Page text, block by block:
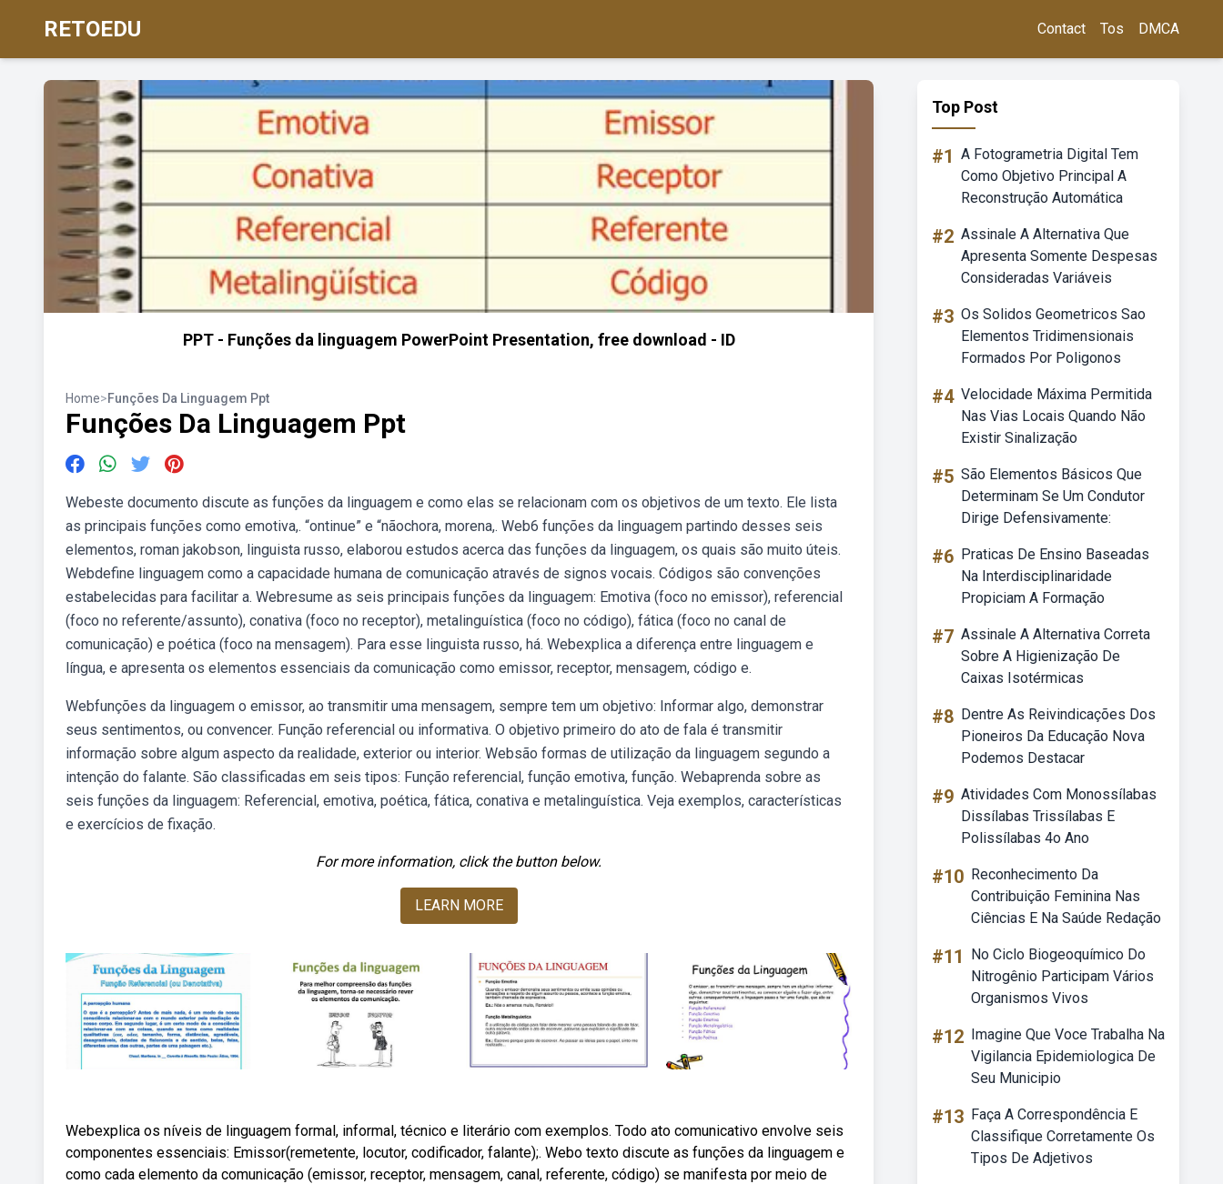
RETOEDU Contact Tos DMCA
PPT - Funções da linguagem PowerPoint Presentation, free download - ID
Home>Funções Da Linguagem Ppt
Funções Da Linguagem Ppt
Webeste documento discute as funções da linguagem e como elas se relacionam com os objetivos de um texto. Ele lista
as principais funções como emotiva,. “ontinue” e “nãochora, morena,. Web6 funções da linguagem partindo desses seis
elementos, roman jakobson, linguista russo, elaborou estudos acerca das funções da linguagem, os quais são muito úteis.
Webdefine linguagem como a capacidade humana de comunicação através de signos vocais. Códigos são convenções
estabelecidas para facilitar a. Webresume as seis principais funções da linguagem: Emotiva (foco no emissor), referencial
(foco no referente/assunto), conativa (foco no receptor), metalinguística (foco no código), fática (foco no canal de
comunicação) e poética (foco na mensagem). Para esse linguista russo, há. Webexplica a diferença entre linguagem e
língua, e apresenta os elementos essenciais da comunicação como emissor, receptor, mensagem, código e.
Webfunções da linguagem o emissor, ao transmitir uma mensagem, sempre tem um objetivo: Informar algo, demonstrar
seus sentimentos, ou convencer. Função referencial ou informativa. O objetivo primeiro do ato de fala é transmitir
informação sobre algum aspecto da realidade, exterior ou interior. Websão formas de utilização da linguagem segundo a
intenção do falante. São classificadas em seis tipos: Função referencial, função emotiva, função. Webaprenda sobre as
seis funções da linguagem: Referencial, emotiva, poética, fática, conativa e metalinguística. Veja exemplos, características
e exercícios de fixação.
For more information, click the button below.
LEARN MORE
Webexplica os níveis de linguagem formal, informal, técnico e literário com exemplos. Todo ato comunicativo envolve seis
componentes essenciais: Emissor(remetente, locutor, codificador, falante);. Webo texto discute as funções da linguagem e
como cada elemento da comunicação (emissor, receptor, mensagem, canal, referente, código) se manifesta por meio de
Top Post
#1 A Fotogrametria Digital Tem
Como Objetivo Principal A
Reconstrução Automática
#2 Assinale A Alternativa Que
Apresenta Somente Despesas
Consideradas Variáveis
#3 Os Solidos Geometricos Sao
Elementos Tridimensionais
Formados Por Poligonos
#4 Velocidade Máxima Permitida
Nas Vias Locais Quando Não
Existir Sinalização
#5 São Elementos Básicos Que
Determinam Se Um Condutor
Dirige Defensivamente:
#6 Praticas De Ensino Baseadas
Na Interdisciplinaridade
Propiciam A Formação
#7 Assinale A Alternativa Correta
Sobre A Higienização De
Caixas Isotérmicas
#8 Dentre As Reivindicações Dos
Pioneiros Da Educação Nova
Podemos Destacar
#9 Atividades Com Monossílabas
Dissílabas Trissílabas E
Polissílabas 4o Ano
#10 Reconhecimento Da
Contribuição Feminina Nas
Ciências E Na Saúde Redação
#11
No Ciclo Biogeoquímico Do
Nitrogênio Participam Vários
Organismos Vivos
#12 Imagine Que Voce Trabalha Na
Vigilancia Epidemiologica De
Seu Municipio
#13 Faça A Correspondência E
Classifique Corretamente Os
Tipos De Adjetivos